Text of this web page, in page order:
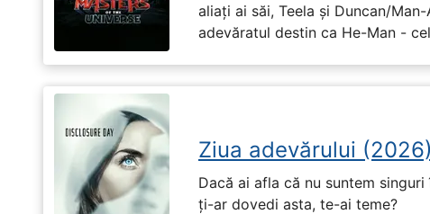
aliați ai săi, Teela și Duncan/
adevăratul destin ca He-Man -
Ziua adevărului (2026)
Dacă ai afla că nu suntem
ți-ar dovedi asta, te-ai teme?